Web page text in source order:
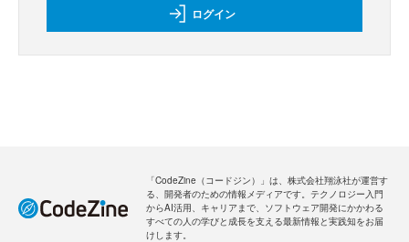
ログイン
「CodeZine（コードジン）」は、株式会社翔泳社が運営す
る、開発者のための情報メディアです。テクノロジー入門
からAI活用、キャリアまで、ソフトウェア開発にかかわる
すべての人の学びと成長を支える最新情報と実践知をお届
けします。